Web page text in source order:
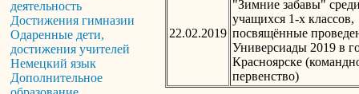
деятельность
Достижения гимназии
Одаренные дети,
достижения учителей
Немецкий язык
Дополнительное
22.02.2019
"Зимние забавы"
учащихся 1-х классов,
посвящённые
Универсиады 2019 в
Красноярске
первенство)